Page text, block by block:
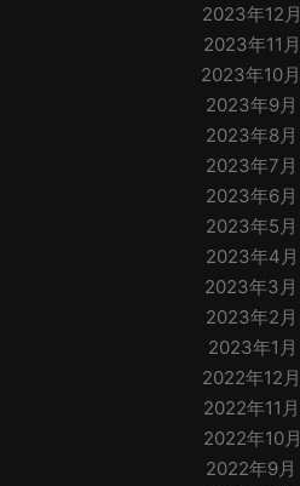
2023年12月
2023年11月
2023年10月
2023年9月
2023年8月
2023年7月
2023年6月
2023年5月
2023年4月
2023年3月
2023年2月
2023年1月
2022年12月
2022年11月
2022年10月
2022年9月